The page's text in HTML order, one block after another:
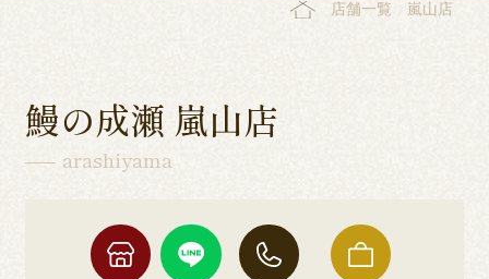
店舗一覧 嵐山店
鰻の成瀬 嵐山店
arashiyama